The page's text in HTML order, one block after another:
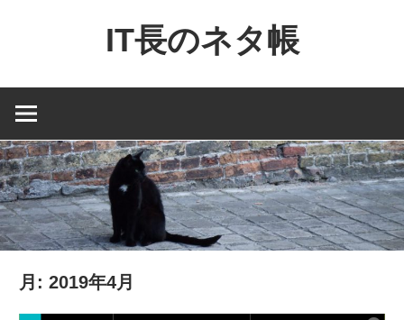
ン
へ
ス
キ
ッ
プ
IT長のネタ帳
NAV
Dynamics365
financial
を
中
に
MS
月:2019年4月